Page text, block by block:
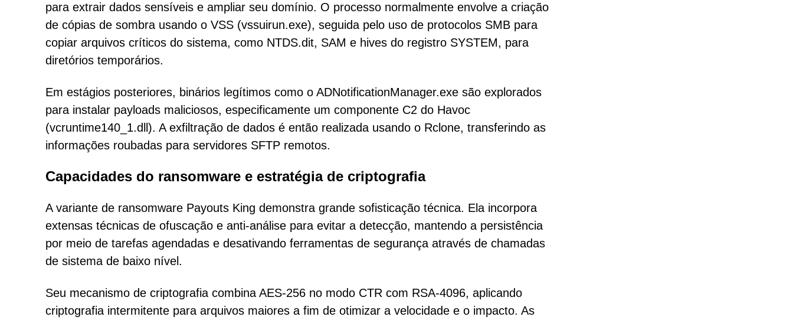
para extrair dados sensíveis e ampliar seu domínio. O processo normalmente envolve a criação
de cópias de sombra usando o VSS (vssuirun.exe), seguida pelo uso de protocolos SMB para
copiar arquivos críticos do sistema, como NTDS.dit, SAM e hives do registro SYSTEM, para
diretórios temporários.
Em estágios posteriores, binários legítimos como o ADNotificationManager.exe são explorados
para instalar payloads maliciosos, especificamente um componente C2 do Havoc
(vcruntime140_1.dll). A exfiltração de dados é então realizada usando o Rclone, transferindo as
informações roubadas para servidores SFTP remotos.
Capacidades do ransomware e estratégia de criptografia
A variante de ransomware Payouts King demonstra grande sofisticação técnica. Ela incorpora
extensas técnicas de ofuscação e anti-análise para evitar a detecção, mantendo a persistência
por meio de tarefas agendadas e desativando ferramentas de segurança através de chamadas
de sistema de baixo nível.
Seu mecanismo de criptografia combina AES-256 no modo CTR com RSA-4096, aplicando
criptografia intermitente para arquivos maiores a fim de otimizar a velocidade e o impacto. As